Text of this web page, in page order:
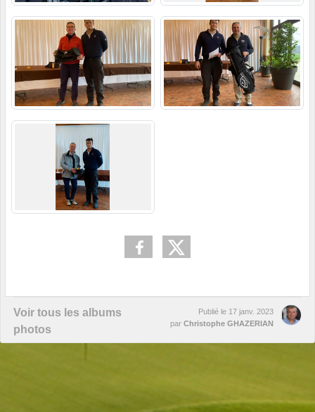
Voir tous les albums
photos
Publié le 17 janv. 2023
par Christophe GHAZERIAN